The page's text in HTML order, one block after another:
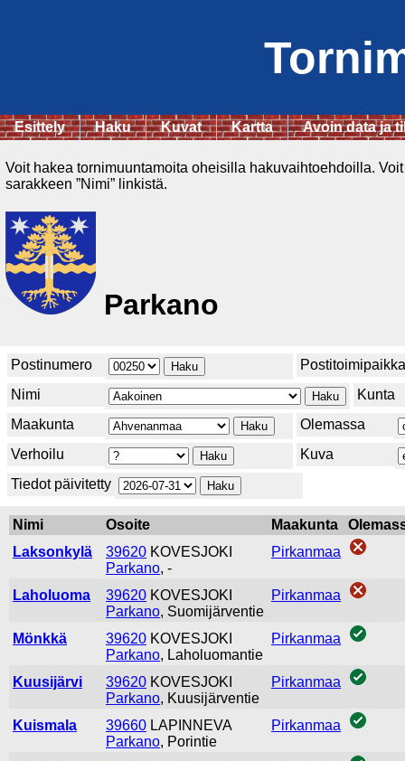
Esittely Haku Kuvat Kartta Avoin data ja
Voit hakea tornimuuntamoita oheisilla hakuvaihtoehdoilla.
sarakkeen ”Nimi” linkistä.
Parkano
Postinumero
Postitoimipaikka
Nimi
Kunta
Maakunta
Olemassa
Verhoilu
Kuva
Tiedot päivitetty
Nimi Osoite Maakunta
Laksonkylä
39620 KOVESJOKI
Parkano, -
Pirkanmaa
Laholuoma 39620 KOVESJOKI
Parkano, Suomijärventie
Pirkanmaa
Mönkkä 39620 KOVESJOKI
Parkano, Laholuomantie
Pirkanmaa
Kuusijärvi 39620 KOVESJOKI
Parkano, Kuusijärventie
Pirkanmaa
Kuismala 39660 LAPINNEVA
Parkano, Porintie
Pirkanmaa